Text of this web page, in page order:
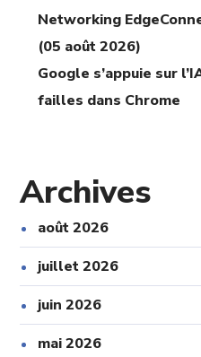
Networking
(05 août 2026)
Google s’appuie sur
failles dans Chrome
Archives
août 2026
juillet 2026
juin 2026
mai 2026